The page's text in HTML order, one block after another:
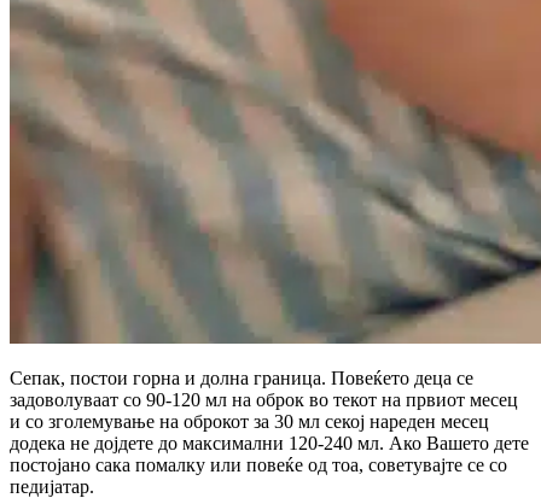
Сепак, постои горна и долна граница. Повеќето деца се
задоволуваат со 90-120 мл на оброк во текот на првиот месец
и со зголемување на оброкот за 30 мл секој нареден месец
додека не дојдете до максимални 120-240 мл. Ако Вашето дете
постојано сака помалку или повеќе од тоа, советувајте се со
педијатар.